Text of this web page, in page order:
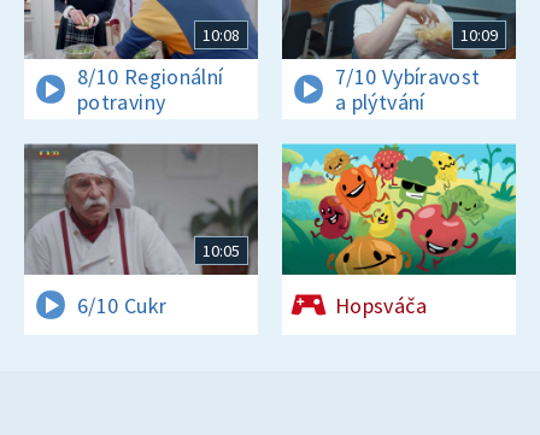
10:08
8/10 Regionální
potraviny
10:09
7/10 Vybíravost
a plýtvání
10:05
6/10 Cukr Hopsváča